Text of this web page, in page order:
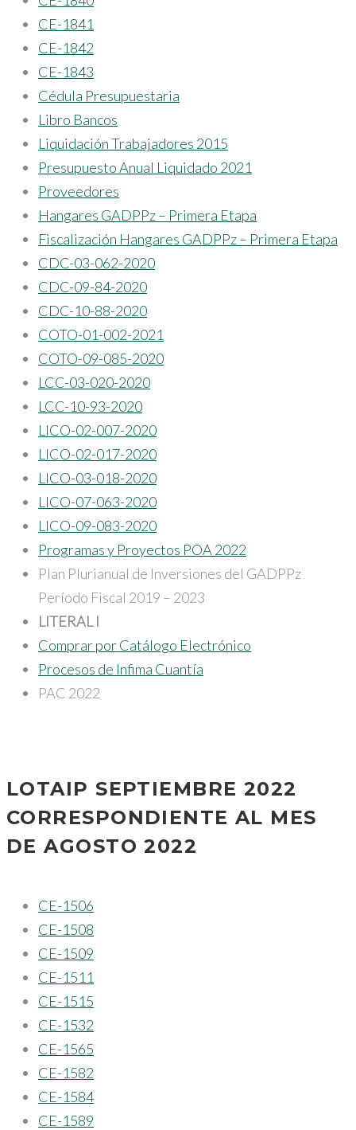
CE-1841
CE-1842
CE-1843
Cédula Presupuestaria
Libro Bancos
Liquidación Trabajadores 2015
Presupuesto Anual Liquidado 2021
Proveedores
Hangares GADPPz – Primera Etapa
Fiscalización Hangares GADPPz – Primera Etapa
CDC-03-062-2020
CDC-09-84-2020
CDC-10-88-2020
COTO-01-002-2021
COTO-09-085-2020
LCC-03-020-2020
LCC-10-93-2020
LICO-02-007-2020
LICO-02-017-2020
LICO-03-018-2020
LICO-07-063-2020
LICO-09-083-2020
Programas y Proyectos POA 2022
Plan Plurianual de Inversiones del GADPPz
Período Fiscal 2019 – 2023
LITERAL I
Comprar por Catálogo Electrónico
Procesos de Infima Cuantía
PAC 2022
LOTAIP SEPTIEMBRE 2022
CORRESPONDIENTE AL MES
DE AGOSTO 2022
CE-1506
CE-1508
CE-1509
CE-1511
CE-1515
CE-1532
CE-1565
CE-1582
CE-1584
CE-1589